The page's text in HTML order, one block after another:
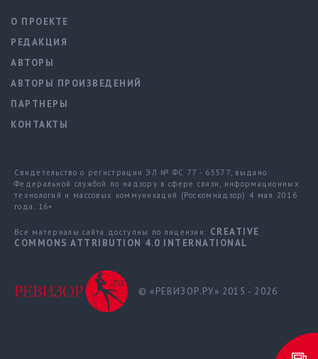
О ПРОЕКТЕ
РЕДАКЦИЯ
АВТОРЫ
АВТОРЫ ПРОИЗВЕДЕНИЙ
ПАРТНЕРЫ
КОНТАКТЫ
Свидетельство о регистрации ЭЛ № ФС 77 - 65577, выдано
Федеральной службой по надзору в сфере связи, информационных
технологий и массовых коммуникаций (Роскомнадзор) 4 мая 2016
года. 16+
Все материалы сайта доступны по лицензии: CREATIVE
COMMONS ATTRIBUTION 4.0 INTERNATIONAL
© «РЕВИЗОР.РУ» 2015 - 2026